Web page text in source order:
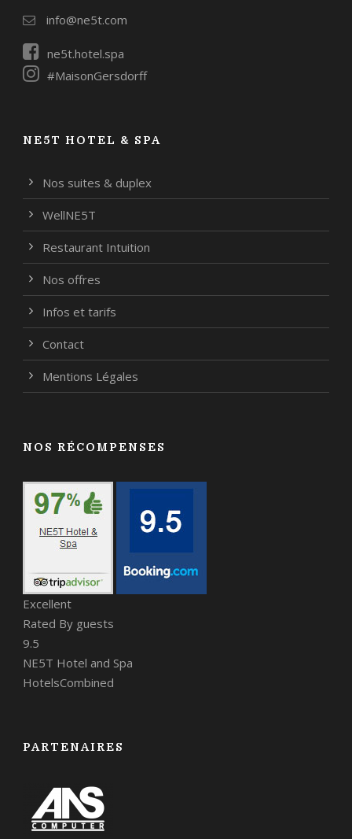
info@ne5t.com
ne5t.hotel.spa
#MaisonGersdorff
NE5T HOTEL & SPA
Nos suites & duplex
WellNE5T
Restaurant Intuition
Nos offres
Infos et tarifs
Contact
Mentions Légales
NOS RÉCOMPENSES
Excellent
Rated By guests
9.5
NE5T Hotel and Spa
HotelsCombined
PARTENAIRES